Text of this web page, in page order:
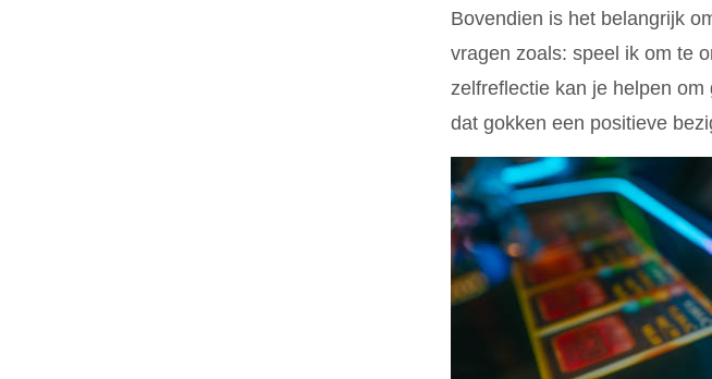
Bovendien is het belangrijk
vragen zoals: speel ik om te
zelfreflectie kan je helpen
dat gokken een positieve